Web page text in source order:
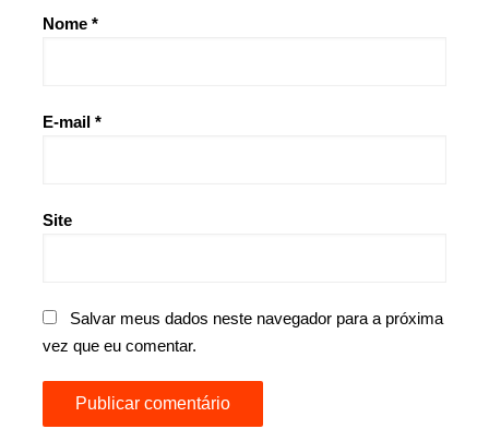
Nome *
E-mail *
Site
Salvar meus dados neste navegador para a próxima
vez que eu comentar.